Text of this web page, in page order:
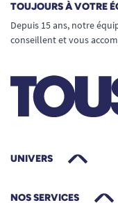
TOUJOURS À VOTRE
Depuis 15 ans, notre
conseillent et vous
UNIVERS
NOS SERVICES